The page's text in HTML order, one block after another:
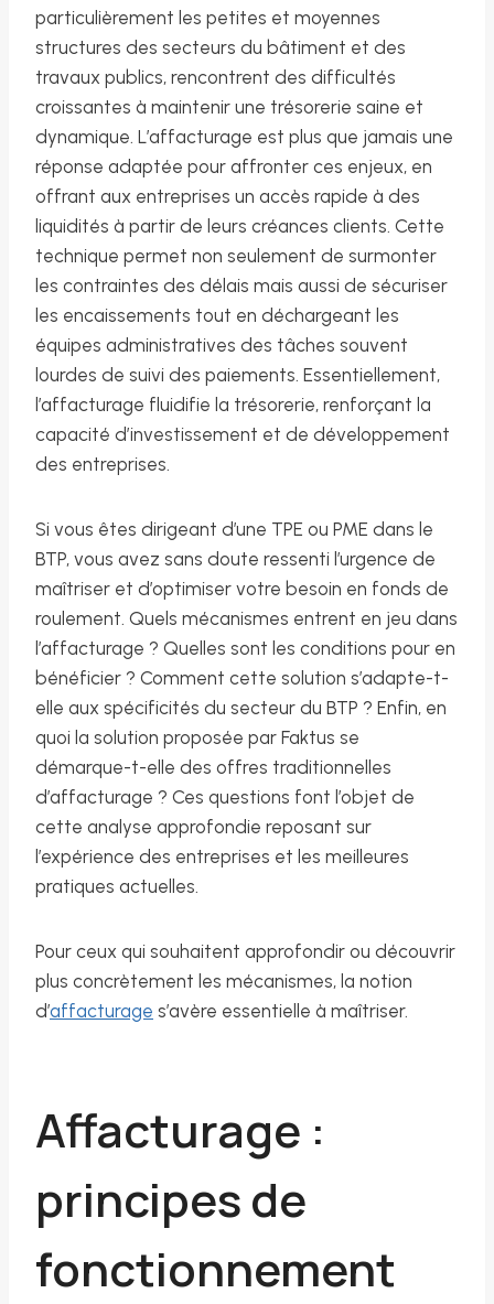
particulièrement les petites et moyennes
structures des secteurs du bâtiment et des
travaux publics, rencontrent des difficultés
croissantes à maintenir une trésorerie saine et
dynamique. L’affacturage est plus que jamais une
réponse adaptée pour affronter ces enjeux, en
offrant aux entreprises un accès rapide à des
liquidités à partir de leurs créances clients. Cette
technique permet non seulement de surmonter
les contraintes des délais mais aussi de sécuriser
les encaissements tout en déchargeant les
équipes administratives des tâches souvent
lourdes de suivi des paiements. Essentiellement,
l’affacturage fluidifie la trésorerie, renforçant la
capacité d’investissement et de développement
des entreprises.
Si vous êtes dirigeant d’une TPE ou PME dans le
BTP, vous avez sans doute ressenti l’urgence de
maîtriser et d’optimiser votre besoin en fonds de
roulement. Quels mécanismes entrent en jeu dans
l’affacturage ? Quelles sont les conditions pour en
bénéficier ? Comment cette solution s’adapte-t-
elle aux spécificités du secteur du BTP ? Enfin, en
quoi la solution proposée par Faktus se
démarque-t-elle des offres traditionnelles
d’affacturage ? Ces questions font l’objet de
cette analyse approfondie reposant sur
l’expérience des entreprises et les meilleures
pratiques actuelles.
Pour ceux qui souhaitent approfondir ou découvrir
plus concrètement les mécanismes, la notion
d’affacturage s’avère essentielle à maîtriser.
Affacturage :
principes de
fonctionnement